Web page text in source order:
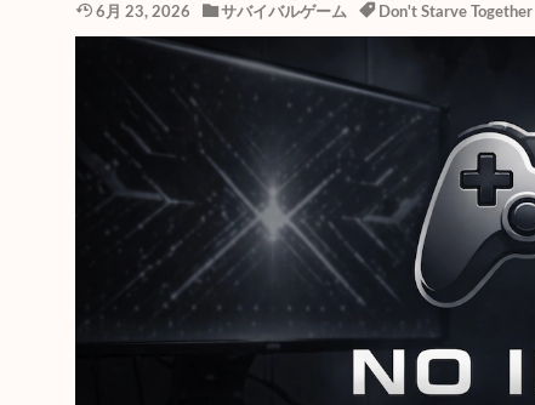
6月 23, 2026 サバイバルゲーム Don't Starve Together